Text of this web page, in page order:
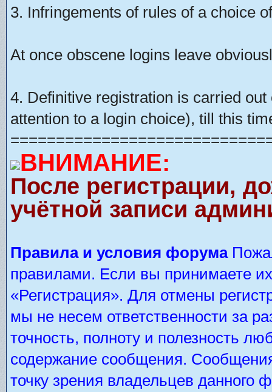
3. Infringements of rules of a choice
At once obscene logins leave
4. Definitive registration is carried
attention to a login choice), till this
ВНИМАНИЕ:
После регистрации,
учётной записи
Правила и условия форума
правилами. Если вы принимаете
«Регистрация». Для отмены
мы не несем ответственности за
точность, полноту и полезность
содержание сообщения.
точку зрения владельцев